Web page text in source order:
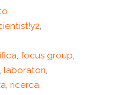
,
, focus group,
, laboratori,
, ricerca,